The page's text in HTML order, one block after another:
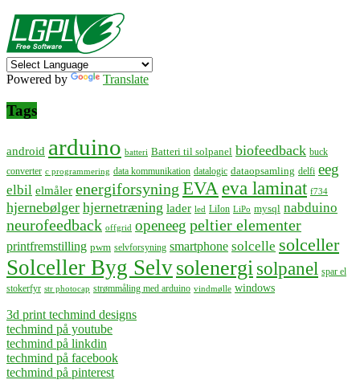
Powered by Translate
Tags
android arduino batteri Batteri til solpanel biofeedback buck
converter c programmering data kommunikation datalogic dataopsamling delfi eeg
elbil elmåler energiforsyning EVA eva laminat f734
hjernebølger hjernetræning lader led LiIon LiPo mysql nabduino
neurofeedback offgrid openeeg peltier elementer
printfremstilling pwm selvforsyning smartphone solcelle solceller
Solceller Byg Selvsolenergisolpanel spar el
stokerfyr str photocap strømmåling med arduino vindmølle windows
3d print techmind designs
techmind på youtube
techmind på linkdin
techmind på facebook
techmind på pinterest